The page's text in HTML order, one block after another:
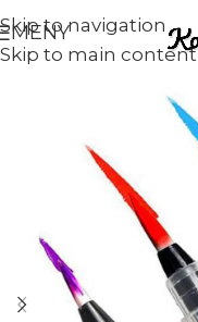
Skip to navigation
Skip to main content
MENY